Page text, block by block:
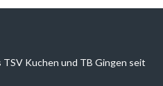
Kuchen und TB Gingen seit